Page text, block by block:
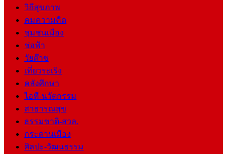
วิถีสุขภาพ
คมความคิด
ชุมชนเมือง
ช่อฟ้า
วัยต๊าช
เที่ยวระเริง
คลังศึกษา
ไอที-นวัตกรรม
สาธารณสุข
ธรรมชาติ-สวล.
กระดานเมือง
ศิลปะ-วัฒนธรรม